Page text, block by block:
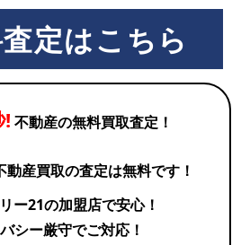
定はこちら
不動産の無料買取査定！
産買取の査定は無料です！
ー21の加盟店で安心！
シー厳守でご対応！